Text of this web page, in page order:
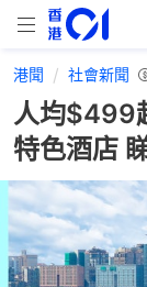
港聞 社會新聞
人均$499
特色酒店